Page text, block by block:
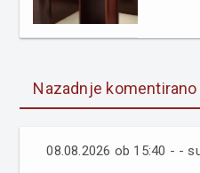
Nazadnje komentirano
08.08.2026 ob 15:40 - -